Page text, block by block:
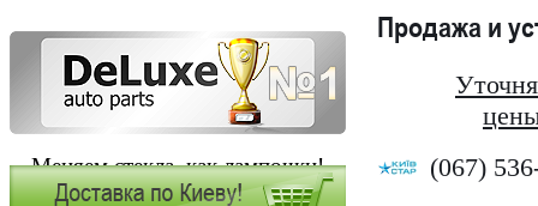
Меняем стекла, как лампочки!
Продажа и
(067)